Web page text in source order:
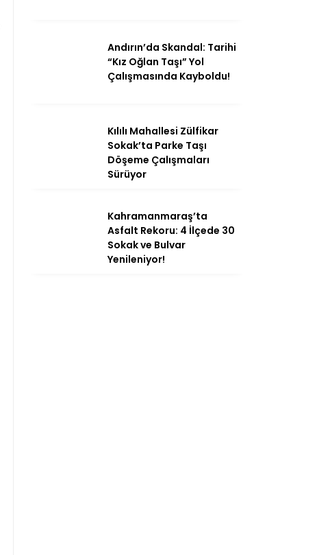
Andırın’da Skandal: Tarihi
“Kız Oğlan Taşı” Yol
Çalışmasında Kayboldu!
Kılılı Mahallesi Zülfikar
Sokak’ta Parke Taşı
Döşeme Çalışmaları
Sürüyor
Kahramanmaraş’ta
Asfalt Rekoru: 4 İlçede 30
Sokak ve Bulvar
Yenileniyor!